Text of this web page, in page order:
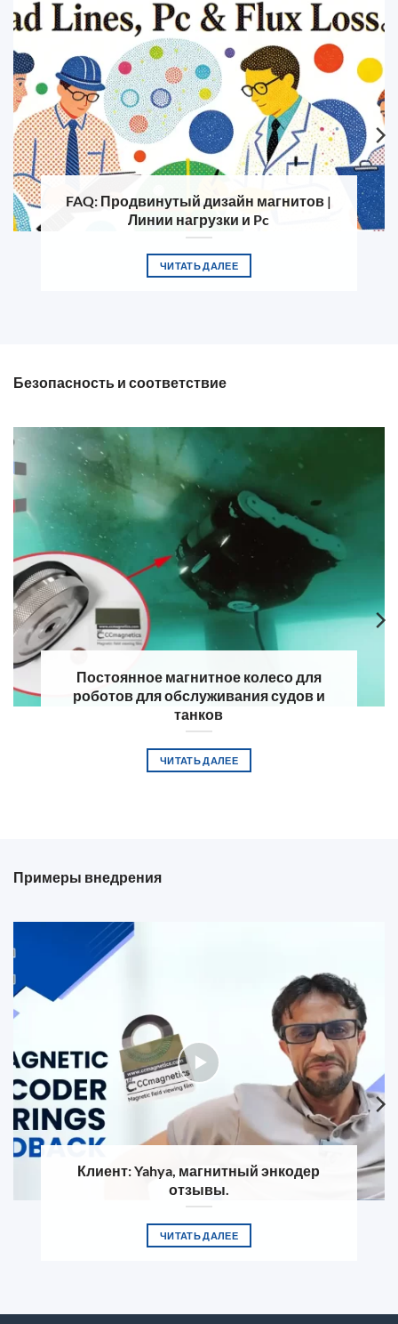
FAQ: Продвинутый дизайн магнитов |
Линии нагрузки и Pc
ЧИТАТЬ ДАЛЕЕ
Безопасность и соответствие
Постоянное магнитное колесо для
роботов для обслуживания судов и
танков
ЧИТАТЬ ДАЛЕЕ
Примеры внедрения
Клиент: Yahya, магнитный энкодер
отзывы.
ЧИТАТЬ ДАЛЕЕ